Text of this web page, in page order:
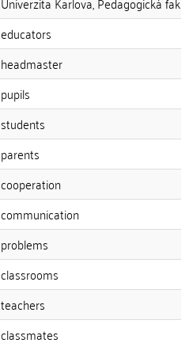
educators
headmaster
pupils
students
parents
cooperation
communication
problems
classrooms
teachers
classmates